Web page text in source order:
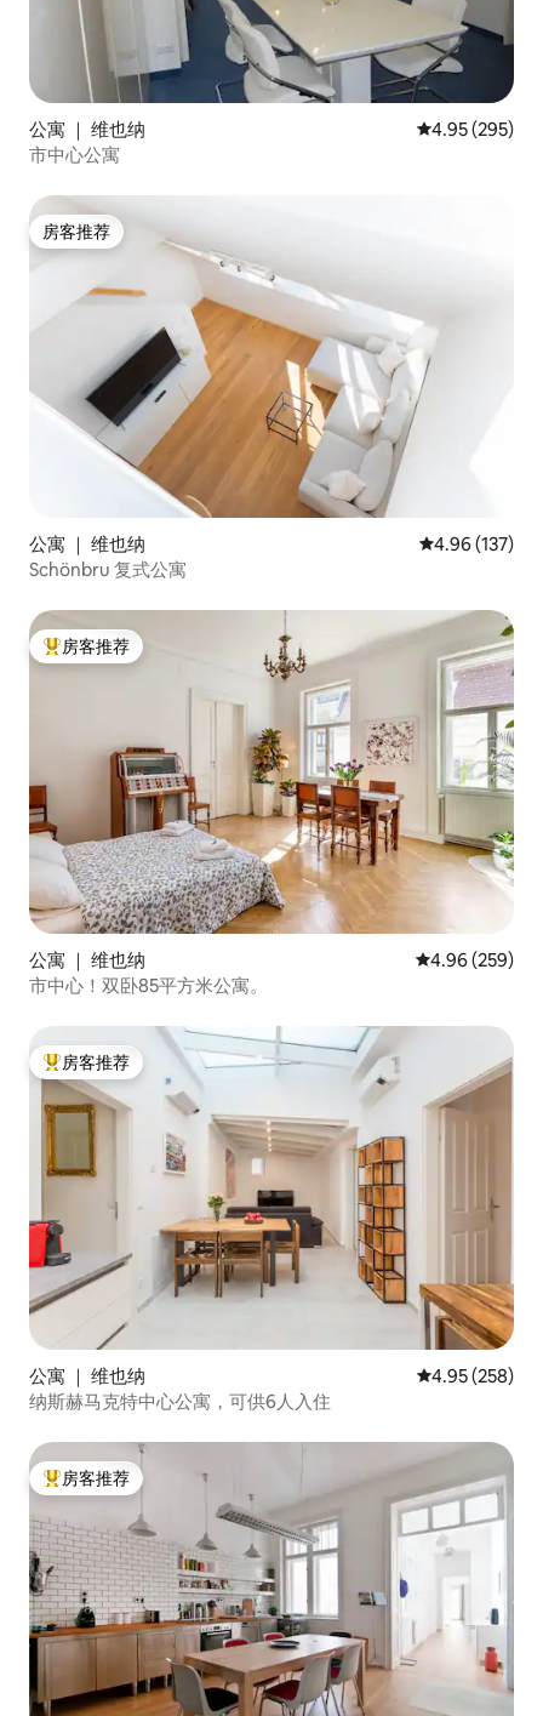
公寓 ｜ 维也纳 平均评分 4.95
4.95 (295)
市中心公寓
房客推荐
房客推荐
公寓 ｜ 维也纳 平均评分 4.96
4.96 (137)
Schönbru 复式公寓
热门「房客推荐」
房客推荐
公寓 ｜ 维也纳 平均评分 4.96
4.96 (259)
市中心！双卧85平方米公寓。
热门「房客推荐」
房客推荐
公寓 ｜ 维也纳 平均评分 4.95
4.95 (258)
纳斯赫马克特中心公寓，可供6人入住
热门「房客推荐」
房客推荐